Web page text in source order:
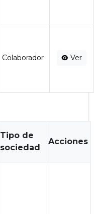
Colaborador Ver
Tipo de
sociedad
Acciones